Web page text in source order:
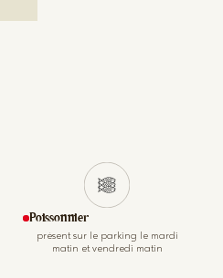
Poissonnier
présent sur le parking le mardi
matin et vendredi matin